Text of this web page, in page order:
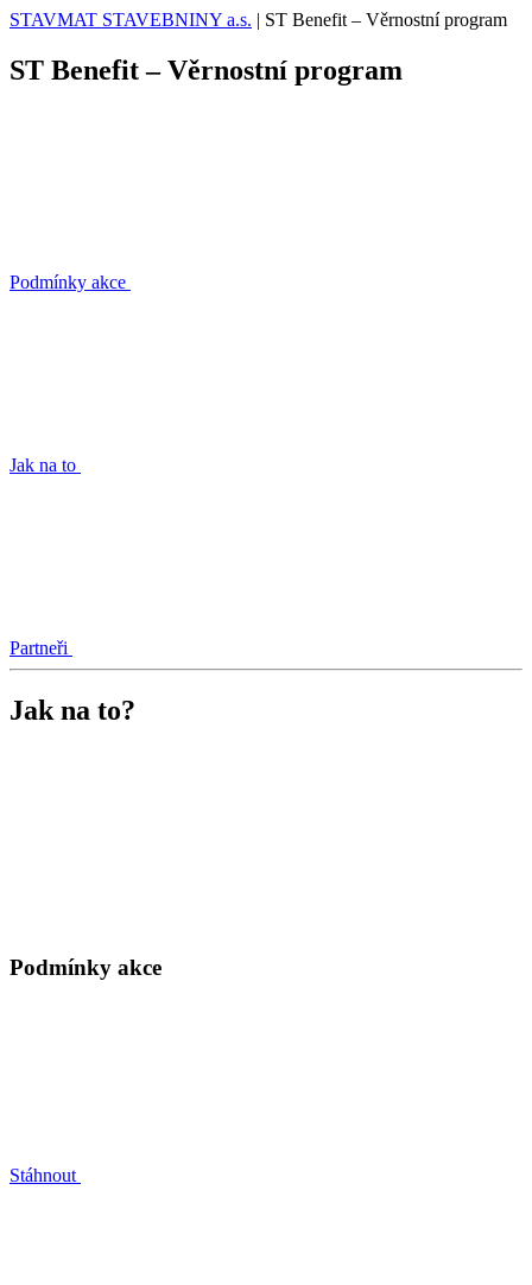
STAVMAT STAVEBNINY a.s. | ST Benefit – Věrnostní program
ST Benefit – Věrnostní program
Podmínky akce
Jak na to
Partneři
Jak na to?
Podmínky akce
Stáhnout